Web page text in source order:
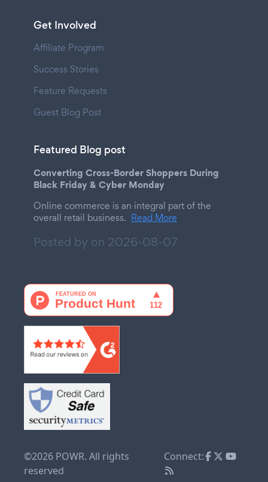
Get Involved
Affiliate Program
Success Stories
Feature Requests
Guest Blog Post
Featured Blog post
Converting Cross-Border Shoppers During
Black Friday & Cyber Monday
Online commerce is an integral part of the
overall retail business. Read More
Posted by on 2026-08-07
©2026 POWR. All rights
reserved
Connect: